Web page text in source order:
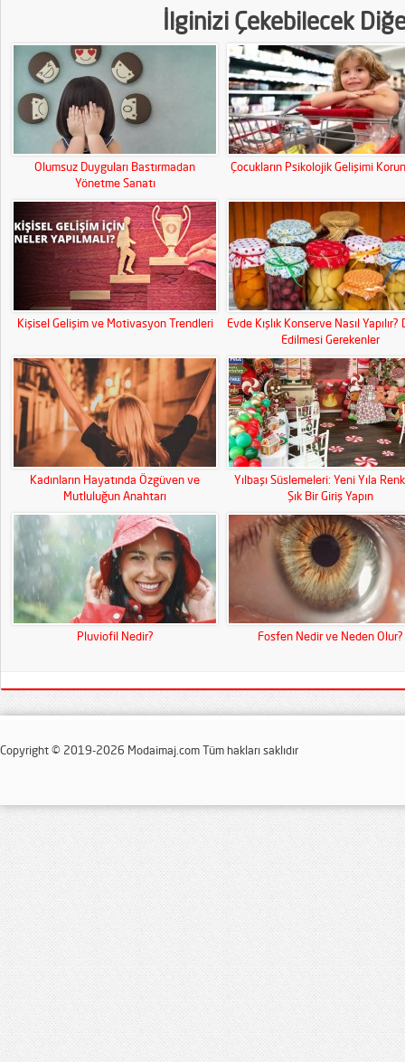
İlginizi Çekebilecek
Olumsuz Duyguları Bastırmadan
Yönetme Sanatı
Çocukların Psikolojik Gelişimi
Kişisel Gelişim ve Motivasyon Trendleri
Evde Kışlık Konserve Nasıl Yapılır?
Edilmesi Gerekenler
Kadınların Hayatında Özgüven ve
Mutluluğun Anahtarı
Yılbaşı Süslemeleri: Yeni Yıla
Şık Bir Giriş Yapın
Pluviofil Nedir? Fosfen Nedir ve Neden Olur?
Copyright © 2019-2026 Modaimaj.com Tüm hakları saklıdır